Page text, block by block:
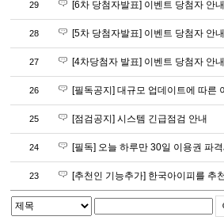
29 [6차 당첨자발표] 이벤트 당첨자 안
28 [5차 당첨자발표] 이벤트 당첨자 안
27 [4차당첨자 발표] 이벤트 당첨자 안
26 [필독공지] 대규모 업데이트에 따른
25 [점검공지] 시스템 긴급점검 안내
24 [필독] 오늘 하루만 30일 이용권 파
23 [추천인 기능추가] 한국아이피를 추